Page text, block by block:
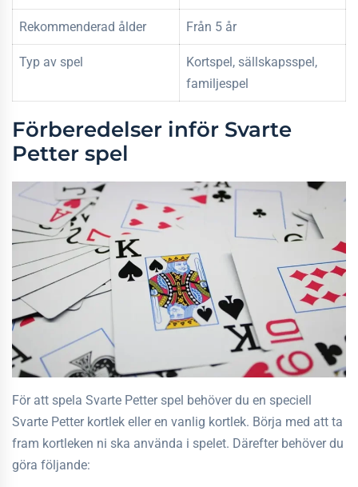
Rekommenderad ålder Från 5 år
Typ av spel
Kortspel, sällskapsspel,
familjespel
Förberedelser inför Svarte
Petter spel
För att spela Svarte Petter spel behöver du en speciell
Svarte Petter kortlek eller en vanlig kortlek. Börja med att ta
fram kortleken ni ska använda i spelet. Därefter behöver du
göra följande: